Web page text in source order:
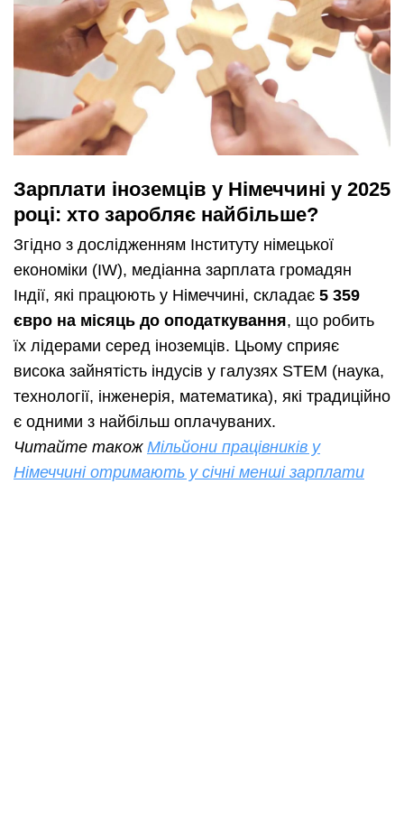
Зарплати іноземців у Німеччині у 2025
році: хто заробляє найбільше?
Згідно з дослідженням Інституту німецької
економіки (IW), медіанна зарплата громадян
Індії, які працюють у Німеччині, складає 5 359
євро на місяць до оподаткування, що робить
їх лідерами серед іноземців. Цьому сприяє
висока зайнятість індусів у галузях STEM (наука,
технології, інженерія, математика), які традиційно
є одними з найбільш оплачуваних.
Читайте також Мільйони працівників у
Німеччині отримають у січні менші зарплати